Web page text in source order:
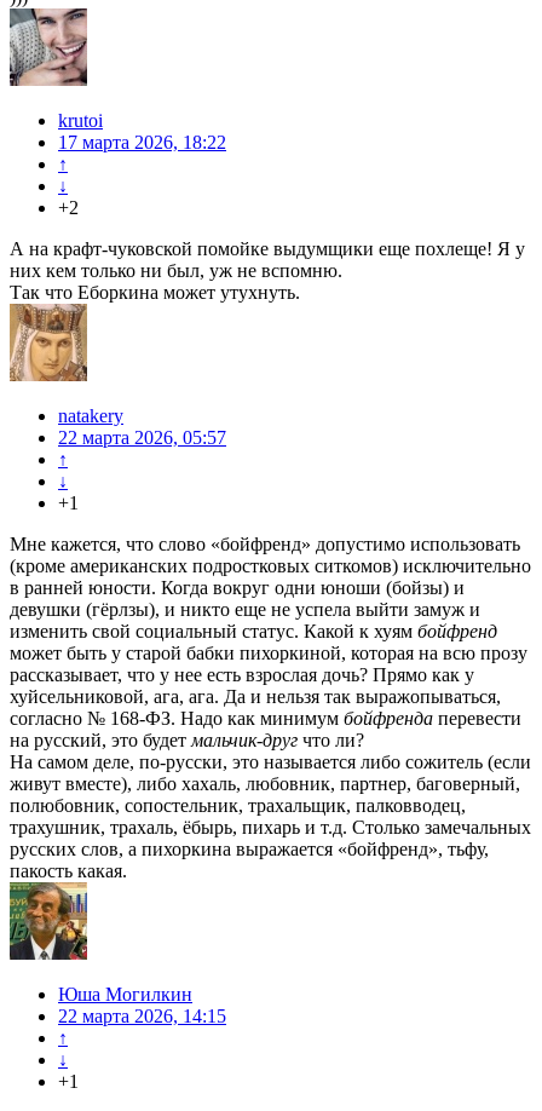
krutoi
17 марта 2026, 18:22
↑
↓
+2
А на крафт-чуковской помойке выдумщики еще похлеще! Я у
них кем только ни был, уж не вспомню.
Так что Еборкина может утухнуть.
natakery
22 марта 2026, 05:57
↑
↓
+1
Мне кажется, что слово «бойфренд» допустимо использовать
(кроме американских подростковых ситкомов) исключительно
в ранней юности. Когда вокруг одни юноши (бойзы) и
девушки (гёрлзы), и никто еще не успела выйти замуж и
изменить свой социальный статус. Какой к хуям бойфренд
может быть у старой бабки пихоркиной, которая на всю прозу
рассказывает, что у нее есть взрослая дочь? Прямо как у
хуйсельниковой, ага, ага. Да и нельзя так выражопываться,
согласно № 168-ФЗ. Надо как минимум бойфренда перевести
на русский, это будет мальчик-друг что ли?
На самом деле, по-русски, это называется либо сожитель (если
живут вместе), либо хахаль, любовник, партнер, баговерный,
полюбовник, сопостельник, трахальщик, палковводец,
трахушник, трахаль, ёбырь, пихарь и т.д. Столько замечальных
русских слов, а пихоркина выражается «бойфренд», тьфу,
пакость какая.
Юша Могилкин
22 марта 2026, 14:15
↑
↓
+1